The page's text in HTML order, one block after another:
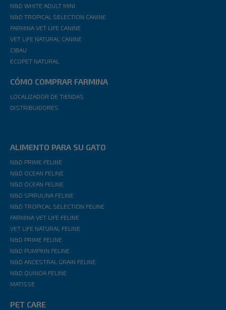
N&D WHITE ADULT MINI
N&D TROPICAL SELECTION CANINE
FARMINA VET LIFE CANINE
VET LIFE NATURAL CANINE
CIBAU
ECOPET NATURAL
CÓMO COMPRAR FARMINA
LOCALIZADOR DE TIENDAS
DISTRIBUIDORES
ALIMENTO PARA SU GATO
N&D PRIME FELINE
N&D OCEAN FELINE
N&D OCEAN FELINE
N&D SPIRULINA FELINE
N&D TROPICAL SELECTION FELINE
FARMINA VET LIFE FELINE
VET LIFE NATURAL FELINE
N&D PRIME FELINE
N&D PUMPKIN FELINE
N&D ANCESTRAL GRAIN FELINE
N&D QUINOA FELINE
MATISSE
PET CARE